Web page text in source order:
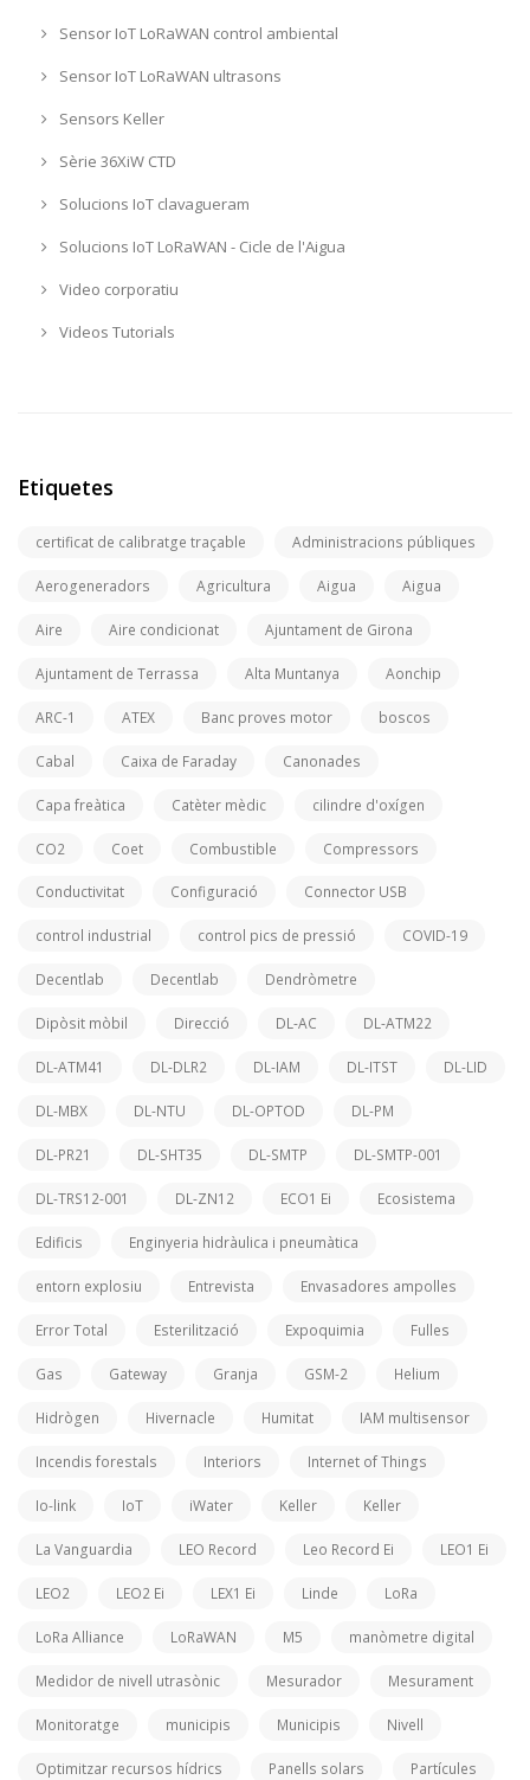
Sensor IoT LoRaWAN control ambiental
Sensor IoT LoRaWAN ultrasons
Sensors Keller
Sèrie 36XiW CTD
Solucions IoT clavagueram
Solucions IoT LoRaWAN - Cicle de l'Aigua
Video corporatiu
Videos Tutorials
Etiquetes
certificat de calibratge traçable Administracions públiques
Aerogeneradors Agricultura Aigua Aigua
Aire Aire condicionat Ajuntament de Girona
Ajuntament de Terrassa Alta Muntanya Aonchip
ARC-1 ATEX Banc proves motor boscos
Cabal Caixa de Faraday Canonades
Capa freàtica Catèter mèdic cilindre d'oxígen
CO2 Coet Combustible Compressors
Conductivitat Configuració Connector USB
control industrial control pics de pressió COVID-19
Decentlab Decentlab Dendròmetre
Dipòsit mòbil Direcció DL-AC DL-ATM22
DL-ATM41 DL-DLR2 DL-IAM DL-ITST DL-LID
DL-MBX DL-NTU DL-OPTOD DL-PM
DL-PR21 DL-SHT35 DL-SMTP DL-SMTP-001
DL-TRS12-001 DL-ZN12 ECO1 Ei Ecosistema
Edificis Enginyeria hidràulica i pneumàtica
entorn explosiu Entrevista Envasadores ampolles
Error Total Esterilització Expoquimia Fulles
Gas Gateway Granja GSM-2 Helium
Hidrògen Hivernacle Humitat IAM multisensor
Incendis forestals Interiors Internet of Things
Io-link IoT iWater Keller Keller
La Vanguardia LEO Record Leo Record Ei LEO1 Ei
LEO2 LEO2 Ei LEX1 Ei Linde LoRa
LoRa Alliance LoRaWAN M5 manòmetre digital
Medidor de nivell utrasònic Mesurador Mesurament
Monitoratge municipis Municipis Nivell
Optimitzar recursos hídrics Panells solars Partícules